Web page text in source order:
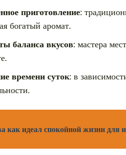
приготовление:
богатый аромат.
баланса вкусов: мастера
времени суток: в
как идеал спокойной жизни для